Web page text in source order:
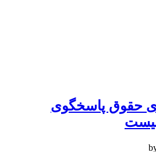
درصدی حقوق پاسخگوی